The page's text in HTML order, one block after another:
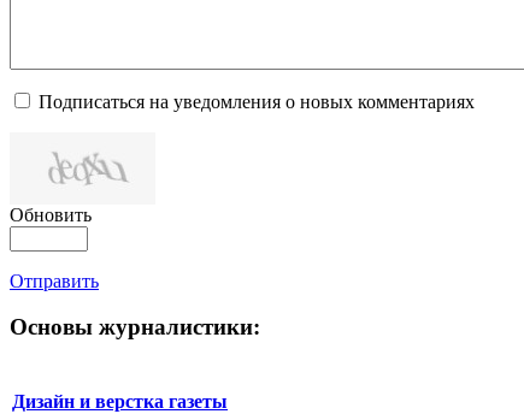
Подписаться на уведомления о новых комментариях
Обновить
Отправить
Основы журналистики:
Дизайн и верстка газеты